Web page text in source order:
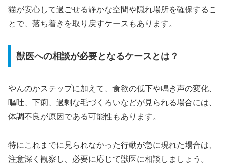
猫が安心して過ごせる静かな空間や隠れ場所を確保するこ
とで、落ち着きを取り戻すケースもあります。
獣医への相談が必要となるケースとは？
やんのかステップに加えて、食欲の低下や鳴き声の変化、
嘔吐、下痢、過剰な毛づくろいなどが見られる場合には、
体調不良が原因である可能性もあります。
特にこれまでに見られなかった行動が急に現れた場合は、
注意深く観察し、必要に応じて獣医に相談しましょう。